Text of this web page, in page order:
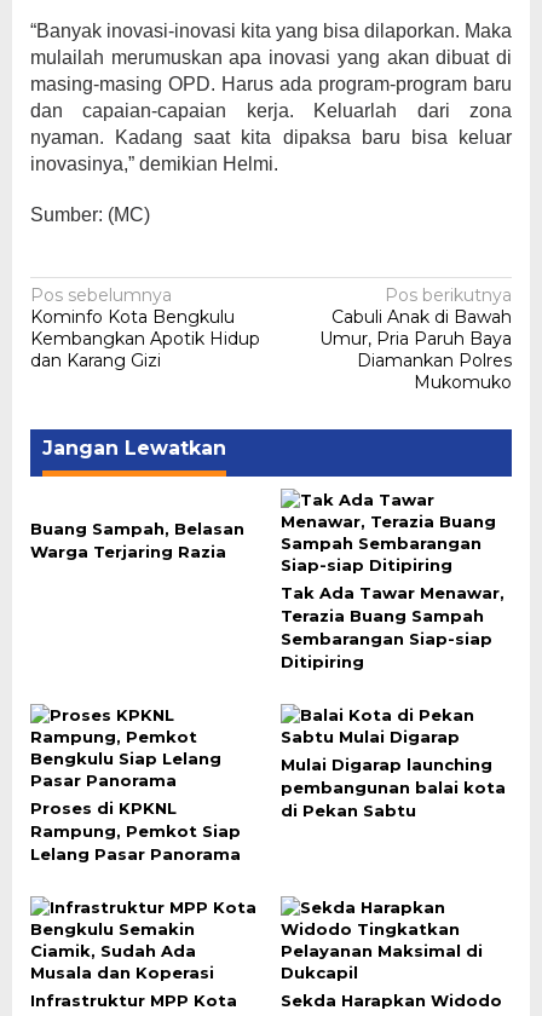
“Banyak inovasi-inovasi kita yang bisa dilaporkan. Maka
mulailah merumuskan apa inovasi yang akan dibuat di
masing-masing OPD. Harus ada program-program baru
dan capaian-capaian kerja. Keluarlah dari zona
nyaman. Kadang saat kita dipaksa baru bisa keluar
inovasinya,” demikian Helmi.
Sumber: (MC)
Navigasi
pos
Pos sebelumnya
Kominfo Kota Bengkulu
Kembangkan Apotik Hidup
dan Karang Gizi
Pos berikutnya
Cabuli Anak di Bawah
Umur, Pria Paruh Baya
Diamankan Polres
Mukomuko
Jangan Lewatkan
Buang Sampah, Belasan
Warga Terjaring Razia
Tak Ada Tawar Menawar,
Terazia Buang Sampah
Sembarangan Siap-siap
Ditipiring
Proses di KPKNL
Rampung, Pemkot Siap
Lelang Pasar Panorama
Mulai Digarap launching
pembangunan balai kota
di Pekan Sabtu
Infrastruktur MPP Kota
Sekda Harapkan Widodo